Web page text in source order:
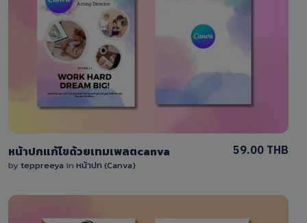
View Details
หน้าปกแก้ไขด้วยเทมเพลตcanva
by teppreeya in หน้าปก (Canva)
59.00 THB